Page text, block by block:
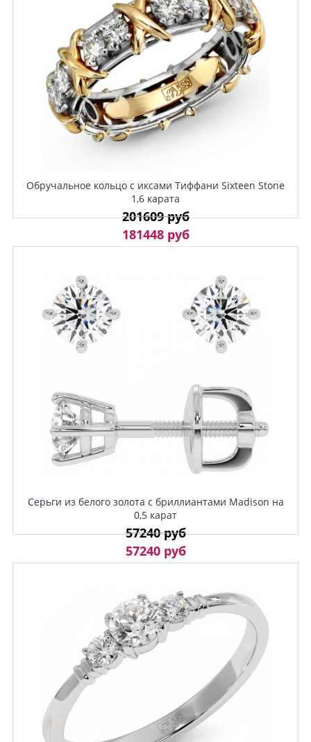
Обручальное кольцо с иксами Тиффани Sixteen Stone
1,6 карата
201609 руб
181448 руб
Серьги из белого золота с бриллиантами Madison на
0,5 карат
57240 руб
57240 руб